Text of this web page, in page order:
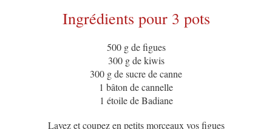
Ingrédients pour 3 pots
500 g de figues
300 g de kiwis
300 g de sucre de canne
1 bâton de cannelle
1 étoile de Badiane
Lavez et coupez en petits morceaux vos figues